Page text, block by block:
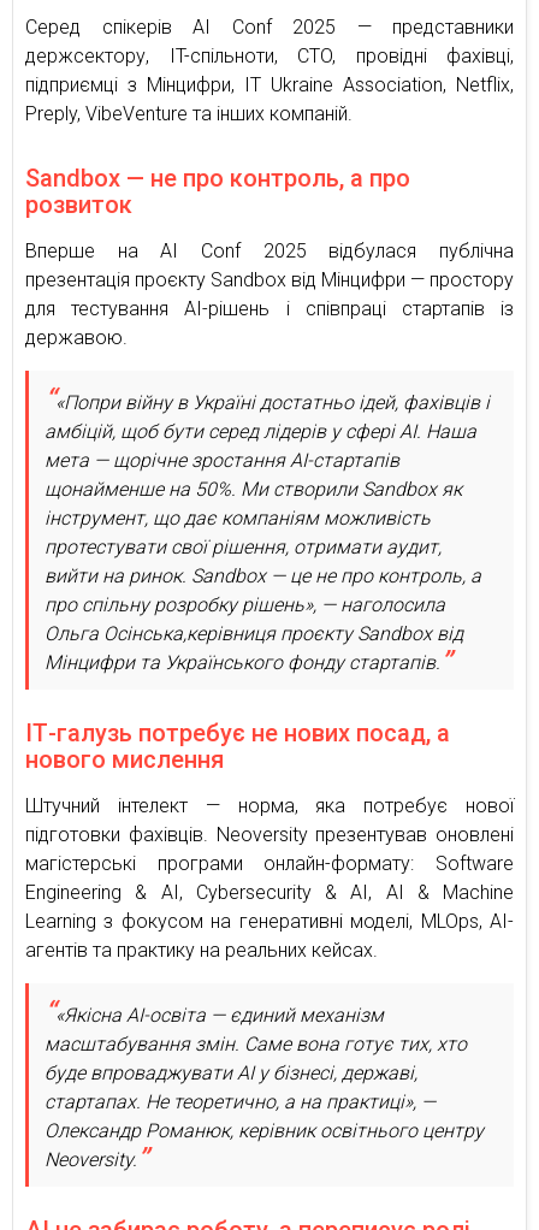
Серед спікерів AI Conf 2025 — представники
держсектору, IT-спільноти, CTO, провідні фахівці,
підприємці з Мінцифри, IT Ukraine Association, Netflix,
Preply, VibeVenture та інших компаній.
Sandbox — не про контроль, а про
розвиток
Вперше на AI Conf 2025 відбулася публічна
презентація проєкту Sandbox від Мінцифри — простору
для тестування AI-рішень і співпраці стартапів із
державою.
«Попри війну в Україні достатньо ідей, фахівців і
амбіцій, щоб бути серед лідерів у сфері AI. Наша
мета — щорічне зростання AI-стартапів
щонайменше на 50%. Ми створили Sandbox як
інструмент, що дає компаніям можливість
протестувати свої рішення, отримати аудит,
вийти на ринок. Sandbox — це не про контроль, а
про спільну розробку рішень», — наголосила
Ольга Осінська,керівниця проєкту Sandbox від
Мінцифри та Українського фонду стартапів.
ІТ-галузь потребує не нових посад, а
нового мислення
Штучний інтелект — норма, яка потребує нової
підготовки фахівців. Neoversity презентував оновлені
магістерські програми онлайн-формату: Software
Engineering & AI, Cybersecurity & AI, AI & Machine
Learning з фокусом на генеративні моделі, MLOps, AI-
агентів та практику на реальних кейсах.
«Якісна AI-освіта — єдиний механізм
масштабування змін. Саме вона готує тих, хто
буде впроваджувати AI у бізнесі, державі,
стартапах. Не теоретично, а на практиці», —
Олександр Романюк, керівник освітнього центру
Neoversity.